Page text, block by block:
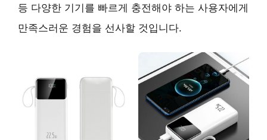
등 다양한 기기를 빠르게 충전해야 하는 사용자에게
만족스러운 경험을 선사할 것입니다.